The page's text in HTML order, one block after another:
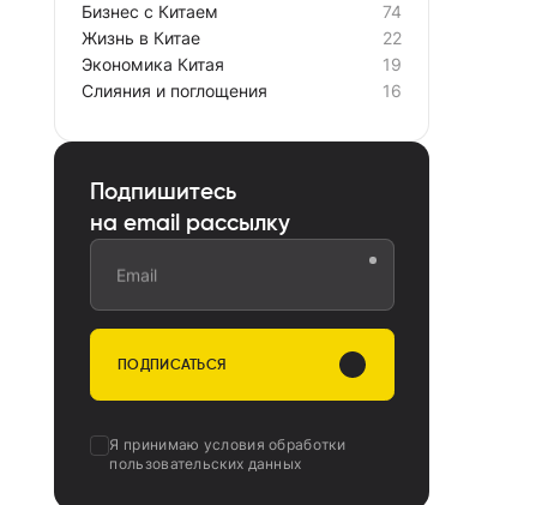
Бизнес с Китаем
74
Жизнь в Китае
22
Экономика Китая
19
Слияния и поглощения
16
Подпишитесь
на email рассылку
Email
ПОДПИСАТЬСЯ
Я принимаю условия обработки
пользовательских данных